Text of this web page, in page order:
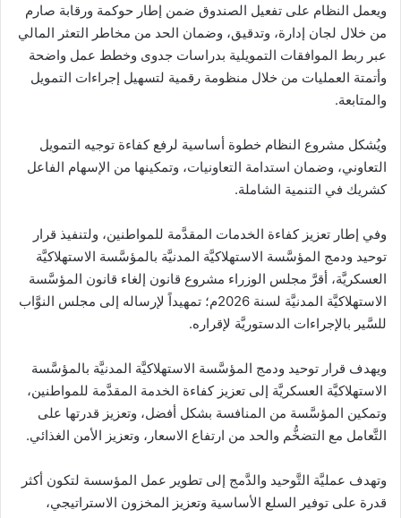
ويعمل النظام على تفعيل الصندوق ضمن إطار حوكمة ورقابة صارم
من خلال لجان إدارة، وتدقيق، وضمان الحد من مخاطر التعثر المالي
عبر ربط الموافقات التمويلية بدراسات جدوى وخطط عمل واضحة
وأتمتة العمليات من خلال منظومة رقمية لتسهيل إجراءات التمويل
والمتابعة.
ويُشكل مشروع النظام خطوة أساسية لرفع كفاءة توجيه التمويل
التعاوني، وضمان استدامة التعاونيات، وتمكينها من الإسهام الفاعل
كشريك في التنمية الشاملة.
وفي إطار تعزيز كفاءة الخدمات المقدَّمة للمواطنين، ولتنفيذ قرار
توحيد ودمج المؤسَّسة الاستهلاكيَّة المدنيَّة بالمؤسَّسة الاستهلاكيَّة
العسكريَّة، أقرَّ مجلس الوزراء مشروع قانون إلغاء قانون المؤسَّسة
الاستهلاكيَّة المدنيَّة لسنة 2026م؛ تمهيداً لإرساله إلى مجلس النوَّاب
للسَّير بالإجراءات الدستوريَّة لإقراره.
ويهدف قرار توحيد ودمج المؤسَّسة الاستهلاكيَّة المدنيَّة بالمؤسَّسة
الاستهلاكيَّة العسكريَّة إلى تعزيز كفاءة الخدمة المقدَّمة للمواطنين،
وتمكين المؤسَّسة من المنافسة بشكل أفضل، وتعزيز قدرتها على
التَّعامل مع التضخُّم والحد من ارتفاع الاسعار، وتعزيز الأمن الغذائي.
وتهدف عمليَّة التَّوحيد والدَّمج إلى تطوير عمل المؤسسة لتكون أكثر
قدرة على توفير السلع الأساسية وتعزيز المخزون الاستراتيجي،